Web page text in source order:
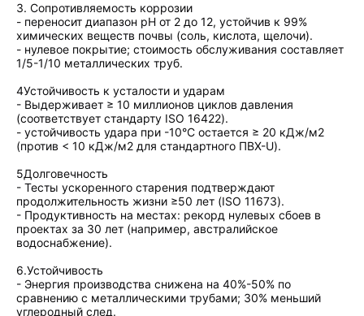
3. Сопротивляемость коррозии
- переносит диапазон рН от 2 до 12, устойчив к 99%
химических веществ почвы (соль, кислота, щелочи).
- нулевое покрытие; стоимость обслуживания составляет
1/5-1/10 металлических труб.
4Устойчивость к усталости и ударам
- Выдерживает ≥ 10 миллионов циклов давления
(соответствует стандарту ISO 16422).
- устойчивость удара при -10°C остается ≥ 20 кДж/м2
(против < 10 кДж/м2 для стандартного ПВХ-U).
5Долговечность
- Тесты ускоренного старения подтверждают
продолжительность жизни ≥50 лет (ISO 11673).
- Продуктивность на местах: рекорд нулевых сбоев в
проектах за 30 лет (например, австралийское
водоснабжение).
6.Устойчивость
- Энергия производства снижена на 40%-50% по
сравнению с металлическими трубами; 30% меньший
углеродный след.